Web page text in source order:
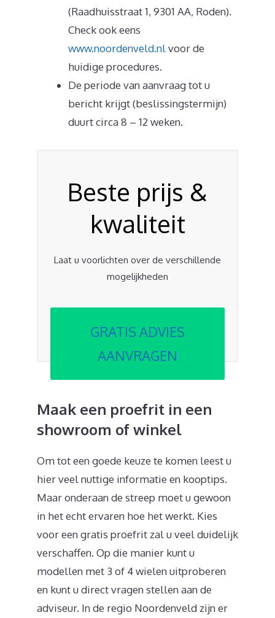
(Raadhuisstraat 1, 9301 AA, Roden).
Check ook eens
www.noordenveld.nlvoor de
huidige procedures.
De periode van aanvraag tot u
bericht krijgt (beslissingstermijn)
duurt circa 8 – 12 weken.
Beste prijs &
kwaliteit
Laat u voorlichten over de verschillende
mogelijkheden
GRATIS ADVIES
AANVRAGEN
Maak een proefrit in een
showroom of winkel
Om tot een goede keuze te komen leest u
hier veel nuttige informatie en kooptips.
Maar onderaan de streep moet u gewoon
in het echt ervaren hoe het werkt. Kies
voor een gratis proefrit zal u veel duidelijk
verschaffen. Op die manier kunt u
modellen met 3 of 4 wielen uitproberen
en kunt u direct vragen stellen aan de
adviseur. In de regio Noordenveld zijn er